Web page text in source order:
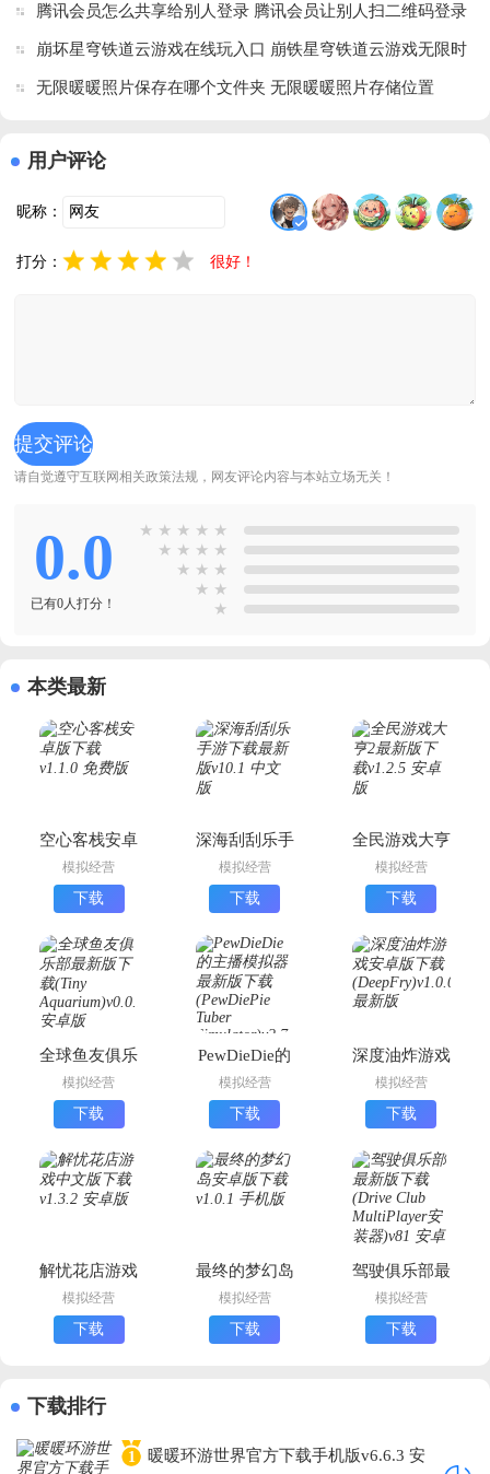
器)v5.5.11
安卓版
安卓版
腾讯会员怎么共享给别人登录 腾讯会员让别人扫二维码登录
教程
崩坏星穹铁道云游戏在线玩入口 崩铁星穹铁道云游戏无限时
长云玩方法
无限暖暖照片保存在哪个文件夹 无限暖暖照片存储位置
用户评论
昵称：
打分： 很好！
请自觉遵守互联网相关政策法规，网友评论内容与本站立场无关！
0.0
已有0人打分！
★ ★ ★ ★ ★
★ ★ ★ ★
★ ★ ★
★ ★
★
本类最新
空心客栈安卓
版下载
模拟经营
下载
深海刮刮乐手
游下载最新版
模拟经营
下载
全民游戏大亨
2最新版下载
模拟经营
下载
全球鱼友俱乐
部最新版下载
(Tiny
Aquarium)
模拟经营
下载
PewDieDie的
主播模拟器最
新版下载
(PewDiePie
Simulator)
模拟经营
下载
深度油炸游戏
安卓版下载
(DeepFry)
模拟经营
下载
解忧花店游戏
中文版下载
模拟经营
下载
最终的梦幻岛
安卓版下载
模拟经营
下载
驾驶俱乐部最
新版下载
(Drive Club
MultiPlayer安
模拟经营
下载
下载排行
1
暖暖环游世界官方下载手机版v6.6.3 安